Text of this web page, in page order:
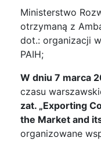
Ministerstwo
otrzymaną z
dot.: organizacji
PAIH;
W dniu 7 marca
czasu
zat. „Exporting
the Market and
organizowane